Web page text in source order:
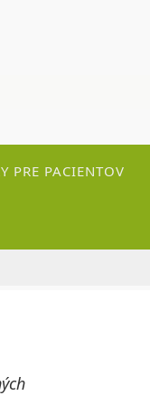
PRE PACIENTOV